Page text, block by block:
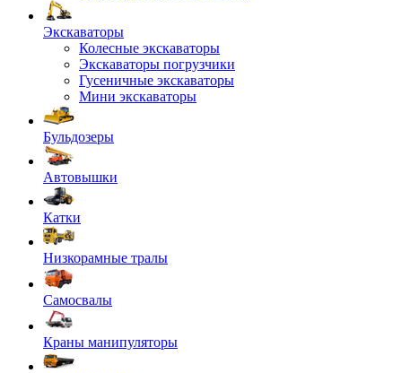
Экскаваторы
Колесные экскаваторы
Экскаваторы погрузчики
Гусеничные экскаваторы
Мини экскаваторы
Бульдозеры
Автовышки
Катки
Низкорамные тралы
Самосвалы
Краны манипуляторы